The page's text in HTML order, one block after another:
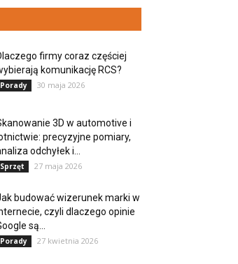
firmy coraz częściej
komunikację RCS?
Porady 30 maja 2026
3D w automotive i
precyzyjne pomiary,
odchyłek i...
Sprzęt 27 maja 2026
budować wizerunek marki w
czyli dlaczego opinie
są...
Porady 27 kwietnia 2026